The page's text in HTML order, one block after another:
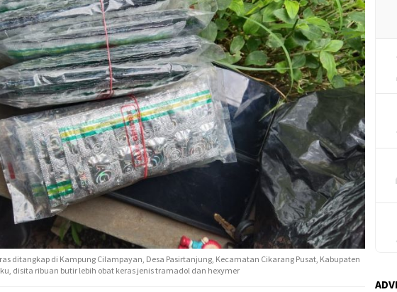
ditangkap di Kampung Cilampayan, Desa Pasirtanjung, Kecamatan Cikarang Pusat, Kabupaten
disita ribuan butir lebih obat keras jenis tramadol dan hexymer